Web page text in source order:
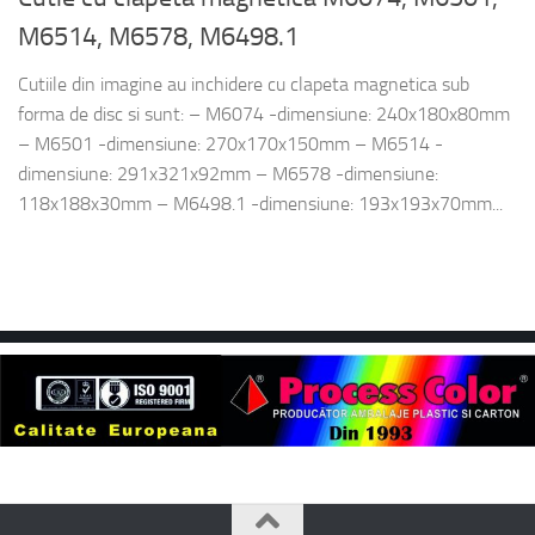
M6514, M6578, M6498.1
Cutiile din imagine au inchidere cu clapeta magnetica sub
forma de disc si sunt: – M6074 -dimensiune: 240x180x80mm
– M6501 -dimensiune: 270x170x150mm – M6514 -
dimensiune: 291x321x92mm – M6578 -dimensiune:
118x188x30mm – M6498.1 -dimensiune: 193x193x70mm...